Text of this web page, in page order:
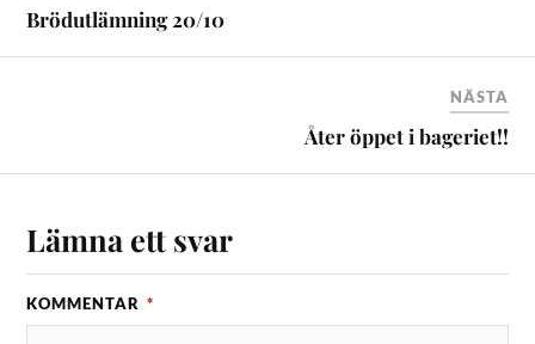
Brödutlämning 20/10
NÄSTA
Åter öppet i bageriet!!
Lämna ett svar
KOMMENTAR *